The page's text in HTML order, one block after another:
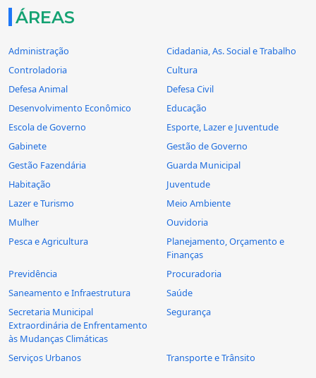
ÁREAS
Administração
Cidadania, As. Social e Trabalho
Controladoria
Cultura
Defesa Animal
Defesa Civil
Desenvolvimento Econômico
Educação
Escola de Governo
Esporte, Lazer e Juventude
Gabinete
Gestão de Governo
Gestão Fazendária
Guarda Municipal
Habitação
Juventude
Lazer e Turismo
Meio Ambiente
Mulher
Ouvidoria
Pesca e Agricultura
Planejamento, Orçamento e
Finanças
Previdência
Procuradoria
Saneamento e Infraestrutura
Saúde
Secretaria Municipal
Extraordinária de Enfrentamento
às Mudanças Climáticas
Segurança
Serviços Urbanos Transporte e Trânsito